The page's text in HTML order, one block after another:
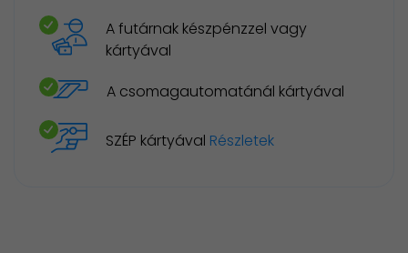
A futárnak készpénzzel vagy
kártyával
A csomagautomatánál kártyával
SZÉP kártyával Részletek